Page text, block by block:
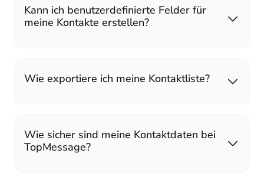
Kann ich benutzerdefinierte Felder für
meine Kontakte erstellen?
Wie exportiere ich meine Kontaktliste?
Wie sicher sind meine Kontaktdaten bei
TopMessage?